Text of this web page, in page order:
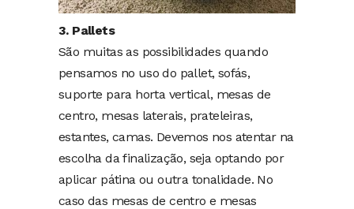
3. Pallets
São muitas as possibilidades quando
pensamos no uso do pallet, sofás,
suporte para horta vertical, mesas de
centro, mesas laterais, prateleiras,
estantes, camas. Devemos nos atentar na
escolha da finalização, seja optando por
aplicar pátina ou outra tonalidade. No
caso das mesas de centro e mesas